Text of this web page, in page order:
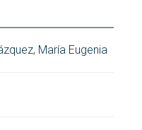
María Eugenia